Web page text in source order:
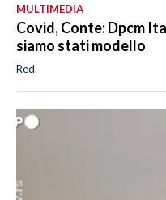
MULTIMEDIA
Covid, Conte: Dpcm
siamo stati modello
Red